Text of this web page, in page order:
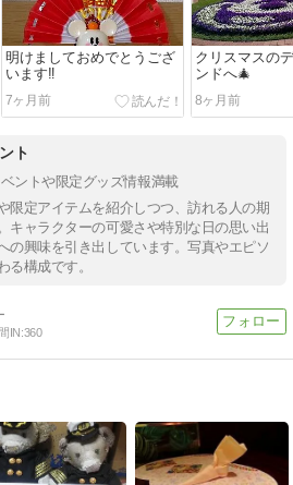
明けましておめでとうござ
います‼️
7ヶ月前
クリスマスの
ンドへ🎄
8ヶ月前
ト
ントや限定グッズ情報満載
限定アイテムを紹介しつつ、訪れる人の期
キャラクターの可愛さや特別な日の思い出
の興味を引き出しています。写真やエピソ
る構成です。
IN:360